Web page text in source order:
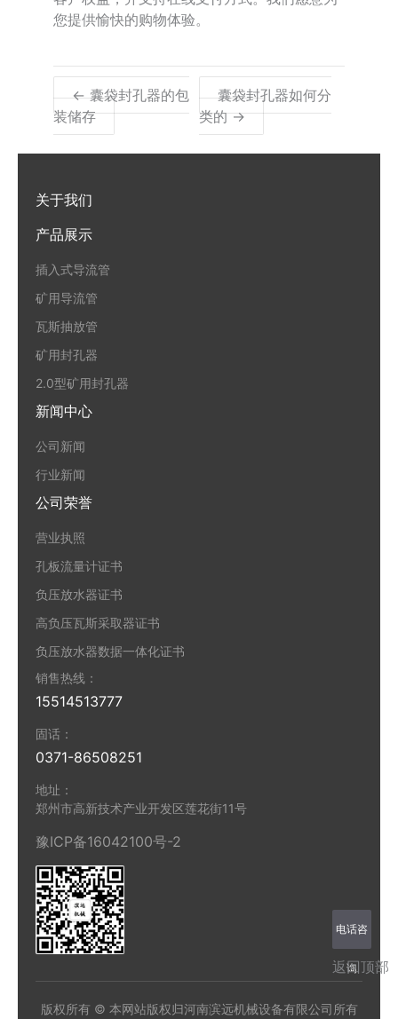
您提供愉快的购物体验。
← 囊袋封孔器的包
装储存
囊袋封孔器如何分
类的 →
关于我们
产品展示
插入式导流管
矿用导流管
瓦斯抽放管
矿用封孔器
2.0型矿用封孔器
新闻中心
公司新闻
行业新闻
公司荣誉
营业执照
孔板流量计证书
负压放水器证书
高负压瓦斯采取器证书
负压放水器数据一体化证书
销售热线：
15514513777
固话：
0371-86508251
地址：
郑州市高新技术产业开发区莲花街11号
豫ICP备16042100号-2
版权所有 © 本网站版权归河南滨远机械设备有限公司所有
电话咨
询
返回顶部